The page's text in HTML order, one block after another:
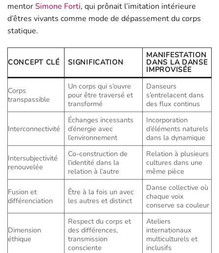
mentorSimone Forti, qui prônait l’imitation intérieure
d’êtres vivants comme mode de dépassement du corps
statique.
CONCEPT CLÉ SIGNIFICATION
MANIFESTATION
DANS LA DANSE
IMPROVISÉE
Corps
transpassible
Un corps qui s’ouvre
pour être traversé et
transformé
Danseurs
s’entrelacent dans
des flux continus
Interconnectivité
Échanges incessants
d’énergie avec
l’environnement
Incorporation
d’éléments naturels
dans la dynamique
Intersubjectivité
renouvelée
Co-construction de
l’identité dans la
relation à l’autre
Relation à plusieurs
cultures dans une
même pièce
Fusion et
différenciation
Être à la fois un avec
les autres et distinct
Danse collective où
chaque voix
conserve sa couleur
Dimension
éthique
Respect du corps et
des différences,
transmission
consciente
Ateliers
internationaux
multiculturels et
inclusifs